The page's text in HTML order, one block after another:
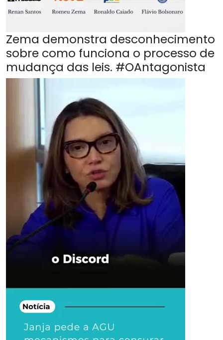
Zema demonstra desconhecimento
sobre como funciona o processo de
mudança das leis. #OAntagonista